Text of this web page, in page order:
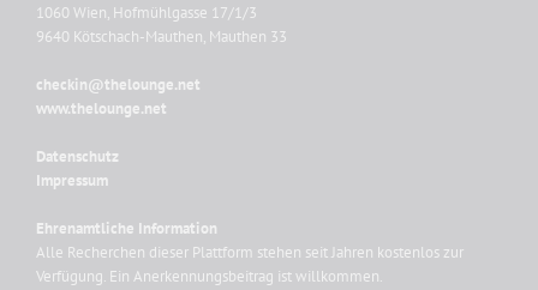
1060 Wien, Hofmühlgasse 17/1/3
9640 Kötschach-Mauthen, Mauthen 33
checkin@thelounge.net
www.thelounge.net
Datenschutz
Impressum
Ehrenamtliche Information
Alle Recherchen dieser Plattform stehen seit Jahren kostenlos zur
Verfügung. Ein Anerkennungsbeitrag ist willkommen.